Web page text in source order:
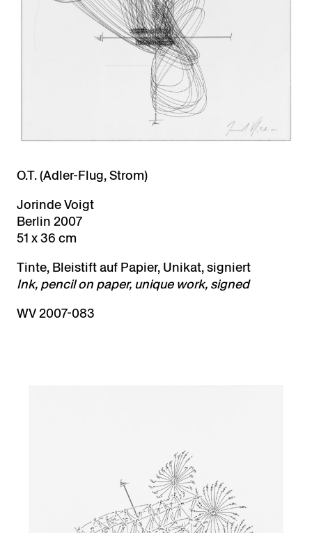
O.T. (Adler-Flug, Strom)
Jorinde Voigt
Berlin 2007
51 x 36 cm
Tinte, Bleistift auf Papier, Unikat, signiert
Ink, pencil on paper, unique work, signed
WV 2007-083